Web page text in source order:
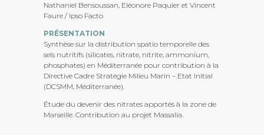
Nathaniel Bensoussan, Eléonore Paquier et Vincent
Faure / Ipso Facto
PRÉSENTATION
Synthèse sur la distribution spatio temporelle des
sels nutritifs (silicates, nitrate, nitrite, ammonium,
phosphates) en Méditerranée pour contribution à la
Directive Cadre Stratégie Milieu Marin – Etat Initial
(DCSMM, Méditerranée).
Étude du devenir des nitrates apportés à la zone de
Marseille. Contribution au projet Massalia.